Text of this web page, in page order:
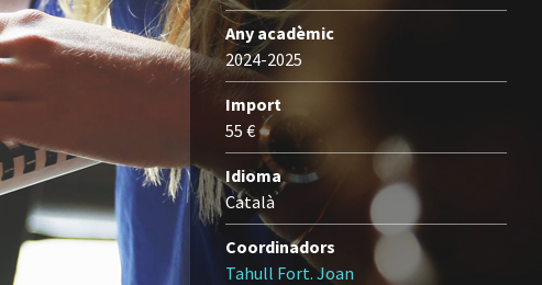
Any acadèmic
2024-2025
Import
55 €
Idioma
Català
Coordinadors
Tahull Fort. Joan